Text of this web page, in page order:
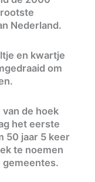
Nederland.
en kwartje
om
de hoek
het eerste
50 jaar 5 keer
te noemen
gemeentes.